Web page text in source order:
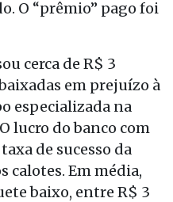
O “prêmio” pago foi
cerca de R$ 3
em prejuízo à
especializada na
lucro do banco com
de sucesso da
calotes. Em média,
baixo, entre R$ 3